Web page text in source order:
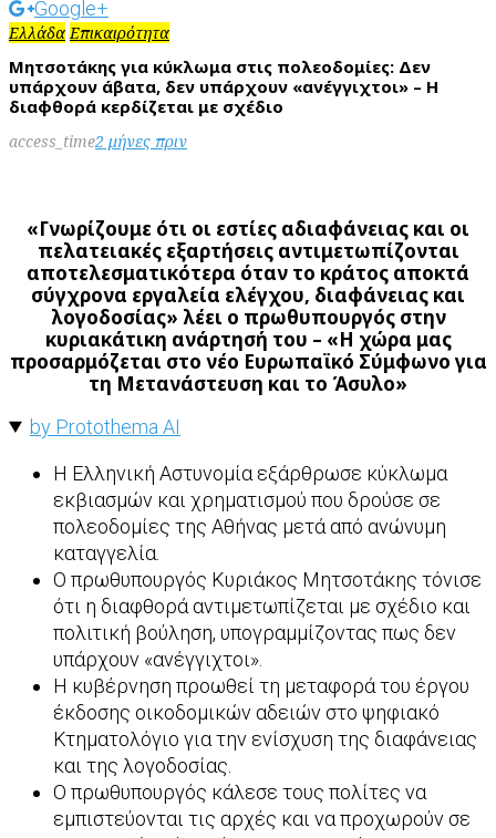
Google+
Ελλάδα Επικαιρότητα
Μητσοτάκης για κύκλωμα στις πολεοδομίες: Δεν
υπάρχουν άβατα, δεν υπάρχουν «ανέγγιχτοι» – Η
διαφθορά κερδίζεται με σχέδιο
access_time2 μήνες πριν
«Γνωρίζουμε ότι οι εστίες αδιαφάνειας και οι
πελατειακές εξαρτήσεις αντιμετωπίζονται
αποτελεσματικότερα όταν το κράτος αποκτά
σύγχρονα εργαλεία ελέγχου, διαφάνειας και
λογοδοσίας» λέει ο πρωθυπουργός στην
κυριακάτικη ανάρτησή του – «Η χώρα μας
προσαρμόζεται στο νέο Ευρωπαϊκό Σύμφωνο για
τη Μετανάστευση και το Άσυλο»
by Protothema AI
Η Ελληνική Αστυνομία εξάρθρωσε κύκλωμα
εκβιασμών και χρηματισμού που δρούσε σε
πολεοδομίες της Αθήνας μετά από ανώνυμη
καταγγελία.
Ο πρωθυπουργός Κυριάκος Μητσοτάκης τόνισε
ότι η διαφθορά αντιμετωπίζεται με σχέδιο και
πολιτική βούληση, υπογραμμίζοντας πως δεν
υπάρχουν «ανέγγιχτοι».
Η κυβέρνηση προωθεί τη μεταφορά του έργου
έκδοσης οικοδομικών αδειών στο ψηφιακό
Κτηματολόγιο για την ενίσχυση της διαφάνειας
και της λογοδοσίας.
Ο πρωθυπουργός κάλεσε τους πολίτες να
εμπιστεύονται τις αρχές και να προχωρούν σε